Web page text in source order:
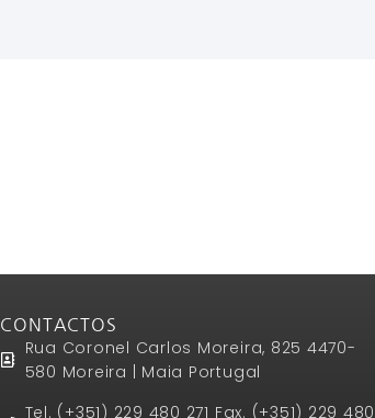
CONTACTOS
Rua Coronel Carlos Moreira, 825 4470-
580 Moreira | Maia Portugal
Tel. (+351) 229 480 271 Fax. (+351) 229 480